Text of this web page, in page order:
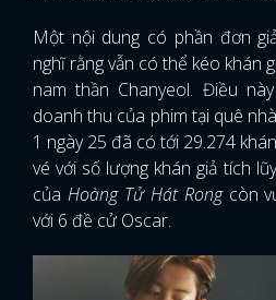
Một nội dung có phần đơn
nghĩ rằng vẫn có thể kéo khán
nam thần Chanyeol. Điều
doanh thu của phim tại quê
1 ngày 25 đã có tới 29.274
vé với số lượng khán giả tích
của Hoàng Tử Hát Rong còn
với 6 đề cử Oscar.